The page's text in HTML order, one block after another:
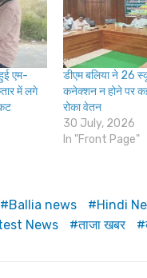
एम-
में लगे
डीएम बलिया ने 26
कनेक्शन न होने पर
रोका वेतन
30 July, 2026
In "Front Page"
Ballia news Hindi
News
ताजा खबर